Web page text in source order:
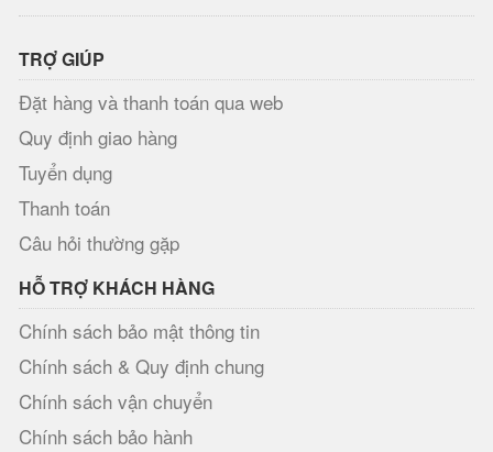
TRỢ GIÚP
Đặt hàng và thanh toán qua web
Quy định giao hàng
Tuyển dụng
Thanh toán
Câu hỏi thường gặp
HỖ TRỢ KHÁCH HÀNG
Chính sách bảo mật thông tin
Chính sách & Quy định chung
Chính sách vận chuyển
Chính sách bảo hành